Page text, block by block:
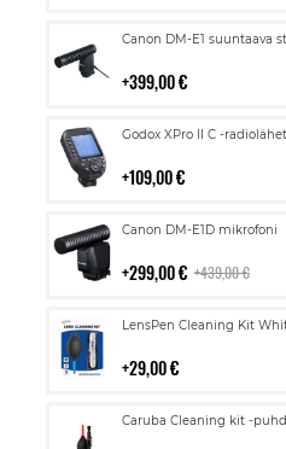
Canon DM-E1 suuntaava
399,00 €
Lisää
Godox XPro II C -
109,00 €
Lisää
Canon DM-E1D mikrofoni
299,00 € 439,00 €
Lisää
LensPen Cleaning Kit
29,00 €
Lisää
Caruba Cleaning kit -
Lisää